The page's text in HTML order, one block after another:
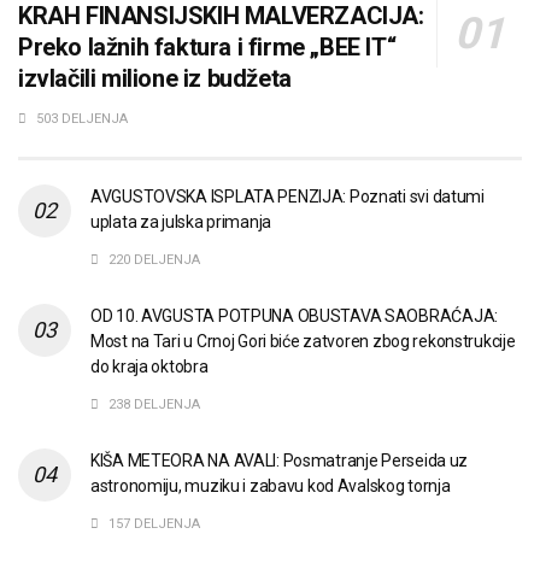
KRAH FINANSIJSKIH MALVERZACIJA:
Preko lažnih faktura i firme „BEE IT“
izvlačili milione iz budžeta
503 DELJENJA
AVGUSTOVSKA ISPLATA PENZIJA: Poznati svi datumi
uplata za julska primanja
220 DELJENJA
OD 10. AVGUSTA POTPUNA OBUSTAVA SAOBRAĆAJA:
Most na Tari u Crnoj Gori biće zatvoren zbog rekonstrukcije
do kraja oktobra
238 DELJENJA
KIŠA METEORA NA AVALI: Posmatranje Perseida uz
astronomiju, muziku i zabavu kod Avalskog tornja
157 DELJENJA